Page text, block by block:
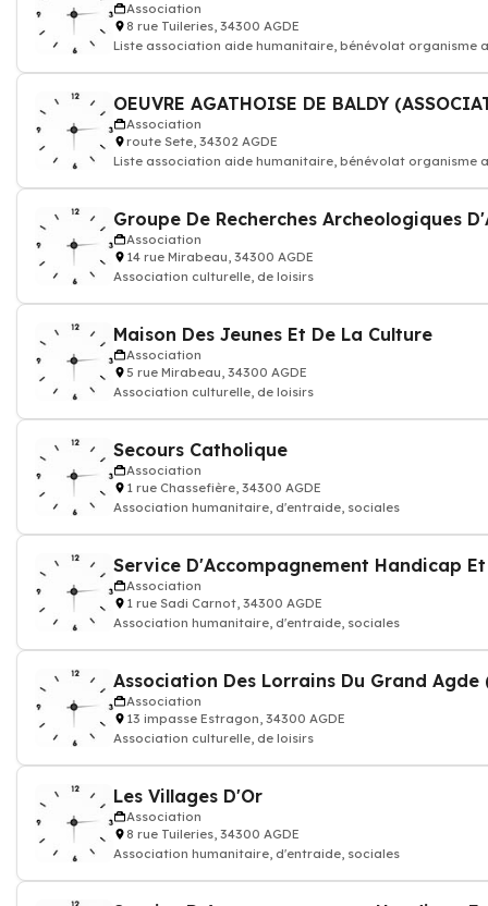
Association
8 rue Tuileries, 34300 AGDE
Liste association aide humanitaire, bénévolat organisme
OEUVRE AGATHOISE DE BALDY
Association
route Sete, 34302 AGDE
Liste association aide humanitaire, bénévolat organisme
Groupe De Recherches Archeologiques
Association
14 rue Mirabeau, 34300 AGDE
Association culturelle, de loisirs
Maison Des Jeunes Et De La Culture
Association
5 rue Mirabeau, 34300 AGDE
Association culturelle, de loisirs
Secours Catholique
Association
1 rue Chassefière, 34300 AGDE
Association humanitaire, d'entraide, sociales
Service D'Accompagnement Handicap
Association
1 rue Sadi Carnot, 34300 AGDE
Association humanitaire, d'entraide, sociales
Association Des Lorrains Du Grand Agde
Association
13 impasse Estragon, 34300 AGDE
Association culturelle, de loisirs
Les Villages D'Or
Association
8 rue Tuileries, 34300 AGDE
Association humanitaire, d'entraide, sociales